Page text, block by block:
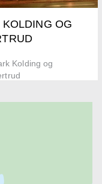
OG
Kolding og